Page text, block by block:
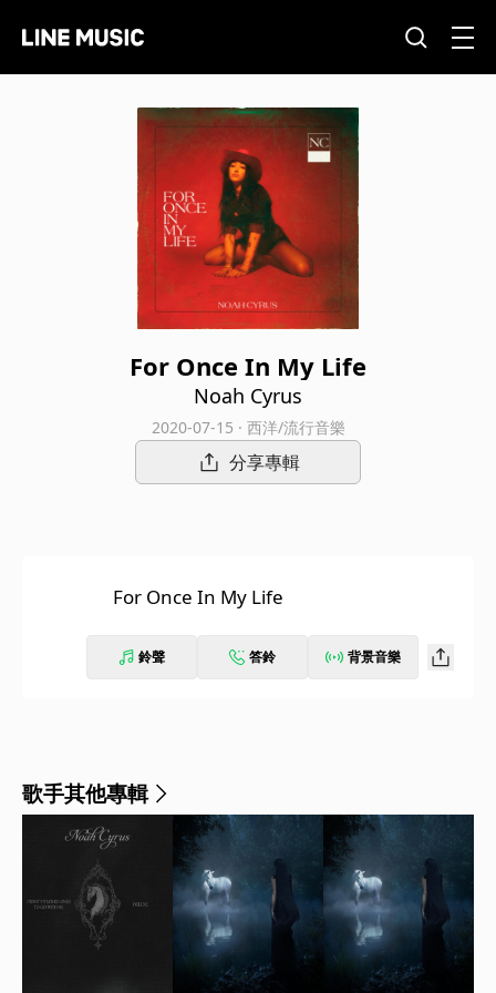
For Once In My Life
Noah Cyrus
2020-07-15 · 西洋/流行音樂
分享專輯
For Once In My Life
鈴聲 答鈴 背景音樂
歌手其他專輯